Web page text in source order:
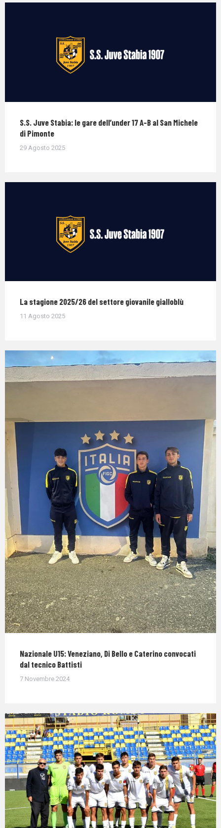
S.S. Juve Stabia: le gare dell’under 17 A-B al San Michele
di Pimonte
29 Agosto 2025
La stagione 2025/26 del settore giovanile gialloblù
11 Agosto 2025
Nazionale U15: Veneziano, Di Bello e Caterino convocati
dal tecnico Battisti
7 Novembre 2024